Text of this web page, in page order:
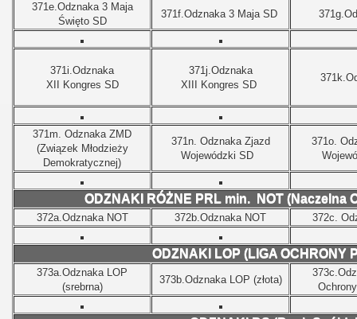
371e.Odznaka 3 Maja
Święto SD
371f.Odznaka 3 Maja SD
371i.Odznaka
XII Kongres SD
371j.Odznaka
XIII Kongres SD
371m. Odznaka ZMD
(Związek Młodzieży
Demokratycznej)
371n. Odznaka Zjazd
Wojewódzki SD
371o.
ODZNAKI RÓŻNE PRL min. NOT (Naczelna
372a.Odznaka NOT 372b.Odznaka NOT 372c.
ODZNAKI LOP (LIGA OCHRONY
373a.Odznaka LOP
(srebrna)
373b.Odznaka LOP (złota)